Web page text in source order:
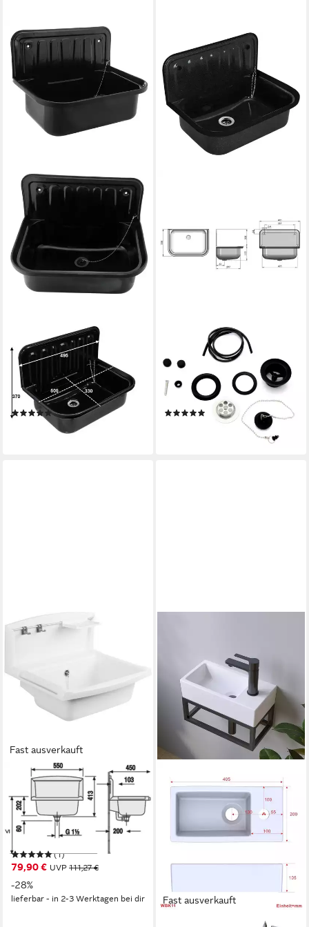
TUGANNA
Waschbecken Ausgussbecken
schwarz, Ausgussbecken aus
Stahl, schwarz, für Garten,
Keller, Waschküche
(2)
Waschbecken Granit Optik,
Stahl Ausgussbecken
emailliert ca. 51x33x37cm,
Spülbecken, Waschbecken
(1)
lieferbar - in 2-3 Werktagen bei dir
Fast ausverkauft
SANIT
Waschbecken SANIT /
ABUSANITAIR
Ausgussbecken
Multiset,Spritzschutzrückwand
weiß
(1)
79,90 € UVP 111,27 €
-28%
lieferbar - in 2-3 Werktagen bei dir Fast ausverkauft